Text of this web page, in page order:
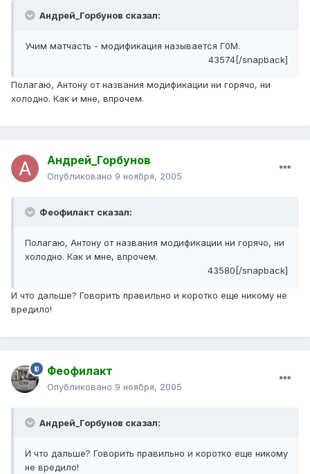
Андрей_Горбунов сказал:
Учим матчасть - модификация называется Г0М.
43574[/snapback]
Полагаю, Антону от названия модификации ни горячо, ни
холодно. Как и мне, впрочем.
Андрей_Горбунов
Опубликовано 9 ноября, 2005
Феофилакт сказал:
Полагаю, Антону от названия модификации ни горячо, ни
холодно. Как и мне, впрочем.
43580[/snapback]
И что дальше? Говорить правильно и коротко еще никому не
вредило!
Феофилакт
Опубликовано 9 ноября, 2005
Андрей_Горбунов сказал:
И что дальше? Говорить правильно и коротко еще никому
не вредило!